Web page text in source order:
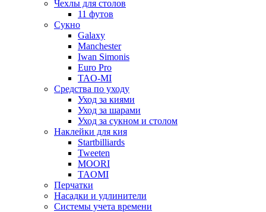
Чехлы для столов
11 футов
Сукно
Galaxy
Manchester
Iwan Simonis
Euro Pro
TAO-MI
Средства по уходу
Уход за киями
Уход за шарами
Уход за сукном и столом
Наклейки для кия
Startbilliards
Tweeten
MOORI
TAOMI
Перчатки
Насадки и удлинители
Системы учета времени